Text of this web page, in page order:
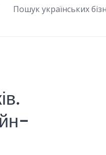
Пошук українських